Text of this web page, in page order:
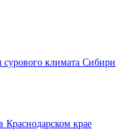
сурового климата Сибири
Краснодарском крае